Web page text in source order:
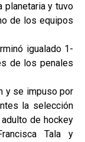
planetaria y tuvo
de los equipos
igualado 1-
de los penales
y se impuso por
la selección
de hockey
Tala y